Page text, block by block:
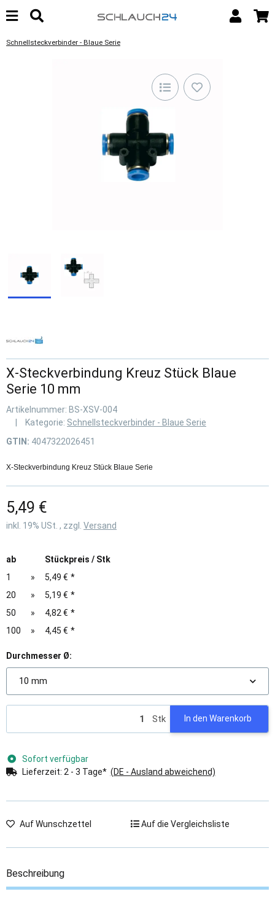
Schnellsteckverbinder - Blaue Serie
X-Steckverbindung Kreuz Stück Blaue
Serie 10 mm
Artikelnummer: BS-XSV-004
Kategorie: Schnellsteckverbinder - Blaue Serie
GTIN: 4047322026451
X-Steckverbindung Kreuz Stück Blaue Serie
5,49 €
inkl. 19% USt. , zzgl. Versand
ab
Stückpreis / Stk
1
» 5,49 € *
20
» 5,19 € *
50
» 4,82 € *
100
» 4,45 € *
Durchmesser Ø:
10 mm
Stk In den Warenkorb
Sofort verfügbar
Lieferzeit: 2 - 3 Tage* (DE - Ausland abweichend)
Auf Wunschzettel Auf die Vergleichsliste
Beschreibung